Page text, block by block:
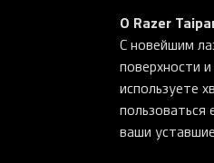
О Razer
C новейшим
поверхности
используете
ваши